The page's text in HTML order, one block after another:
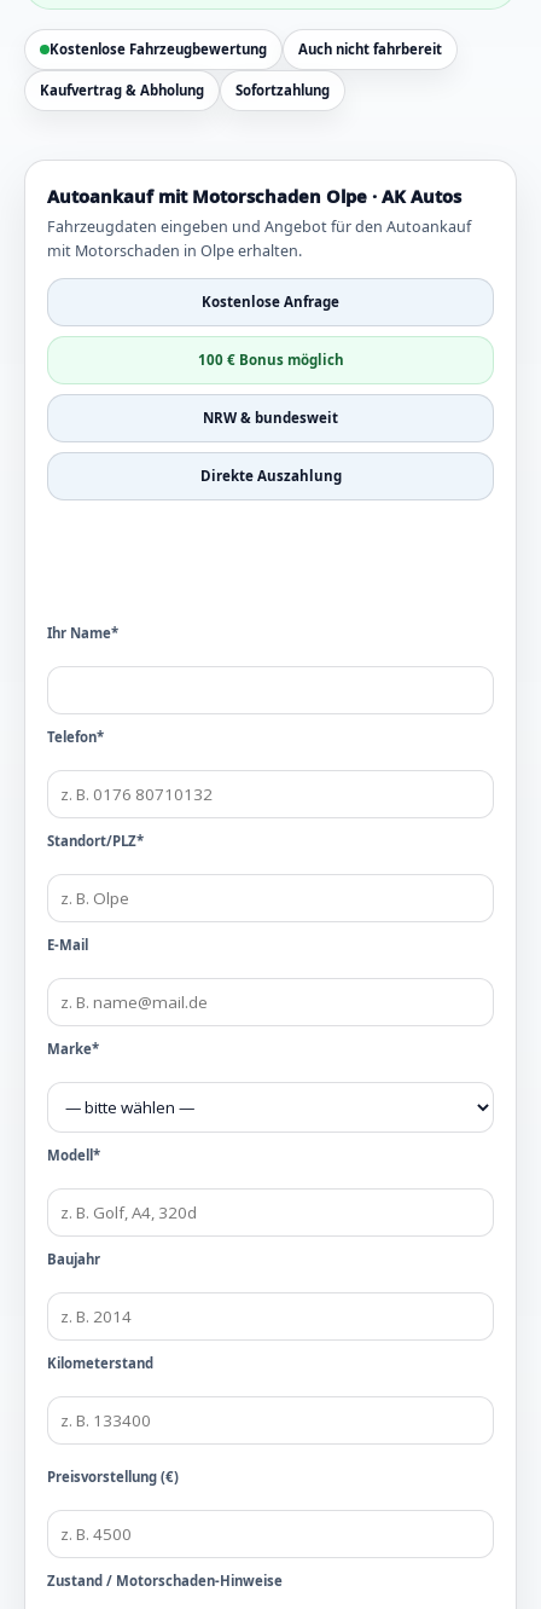
Kostenlose Fahrzeugbewertung Auch nicht fahrbereit
Kaufvertrag & Abholung Sofortzahlung
Autoankauf mit Motorschaden Olpe · AK Autos
Fahrzeugdaten eingeben und Angebot für den Autoankauf
mit Motorschaden in Olpe erhalten.
Kostenlose Anfrage
100 € Bonus möglich
NRW & bundesweit
Direkte Auszahlung
Ihr Name*
Telefon*
Standort/PLZ*
E-Mail
Marke*
Modell*
Baujahr
Kilometerstand
Preisvorstellung (€)
Zustand / Motorschaden-Hinweise